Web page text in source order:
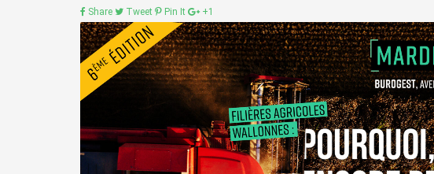
Share Tweet Pin It +1